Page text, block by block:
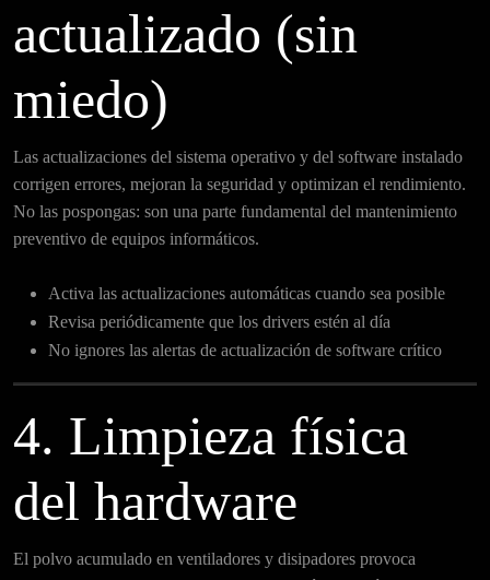
actualizado (sin
miedo)
Las actualizaciones del sistema operativo y del software instalado
corrigen errores, mejoran la seguridad y optimizan el rendimiento.
No las pospongas: son una parte fundamental del mantenimiento
preventivo de equipos informáticos.
Activa las actualizaciones automáticas cuando sea posible
Revisa periódicamente que los drivers estén al día
No ignores las alertas de actualización de software crítico
4. Limpieza física
del hardware
El polvo acumulado en ventiladores y disipadores provoca